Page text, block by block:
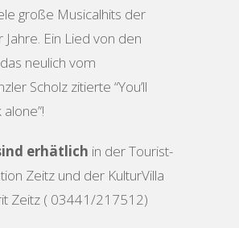
große Musicalhits der
Ein Lied von den
neulich vom
Scholz zitierte “You’ll
erhätlich in der Tourist-
Zeitz und der KulturVilla
Zeitz ( 03441/217512)